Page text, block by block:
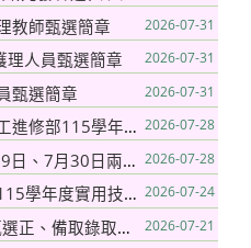
教師甄選簡章 2026-07-31
人員甄選簡章 2026-07-31
甄選簡章 2026-07-31
【進修部】公告國立西螺農工進修部115學年度免試續招簡章 2026-07-28
【E1學測模擬考公告】7月29日、7月30日兩天為高三第1次學測模擬考，請高三忠社會學程認真準備※本次考試地點為行政大樓三樓語言教室。 2026-07-28
國立西螺高級農工職業學校115學年度實用技能學程續招榜單 2026-07-24
本校115學年度第2次教師甄選正、備取錄取名單及報到事宜 2026-07-21